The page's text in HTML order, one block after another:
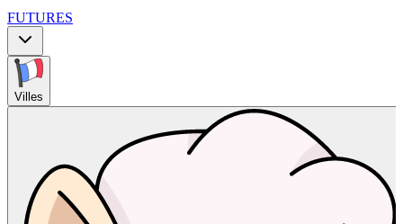
FUTURES
Villes